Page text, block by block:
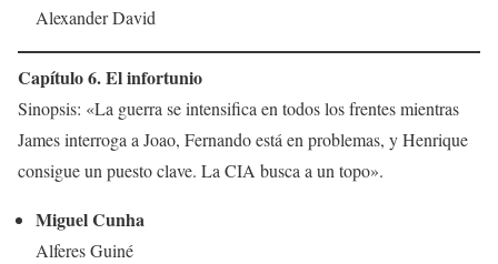
Alexander David
Capítulo 6. El infortunio
Sinopsis: «La guerra se intensifica en todos los frentes mientras
James interroga a Joao, Fernando está en problemas, y Henrique
consigue un puesto clave. La CIA busca a un topo».
Miguel Cunha
Alferes Guiné